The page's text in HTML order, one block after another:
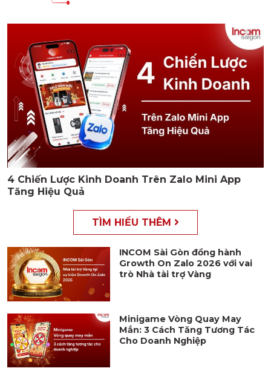
4 Chiến Lược Kinh Doanh Trên Zalo Mini App
Tăng Hiệu Quả
TÌM HIỂU THÊM
INCOM Sài Gòn đồng hành
Growth On Zalo 2026 với vai
trò Nhà tài trợ Vàng
Minigame Vòng Quay May
Mắn: 3 Cách Tăng Tương Tác
Cho Doanh Nghiệp